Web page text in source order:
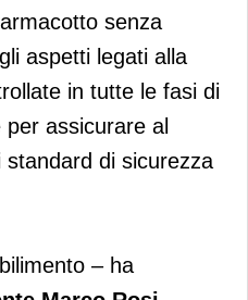
senza
aspetti legati alla
in tutte le fasi di
per assicurare al
di sicurezza
– ha